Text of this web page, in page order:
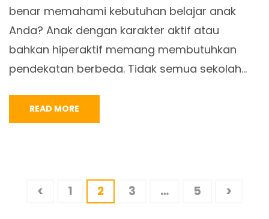
benar memahami kebutuhan belajar anak
Anda? Anak dengan karakter aktif atau
bahkan hiperaktif memang membutuhkan
pendekatan berbeda. Tidak semua sekolah…
READ MORE
Posts
pagination
< Page
1 Page
2 Page
3 … Page
5 >